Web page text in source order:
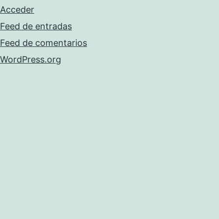
Acceder
Feed de entradas
Feed de comentarios
WordPress.org